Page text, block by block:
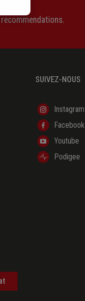
SUIVEZ-NOUS
Instagram
Facebook
Youtube
Podigee